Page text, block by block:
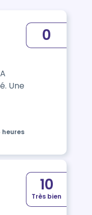
Une
0
heures
10
Très bien